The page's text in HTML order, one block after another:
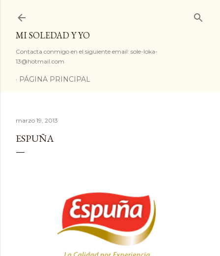
MI SOLEDAD Y YO
Contacta conmigo en el siguiente email: sole-loka-
13@hotmail.com
PÁGINA PRINCIPAL
marzo 19, 2013
ESPUÑA